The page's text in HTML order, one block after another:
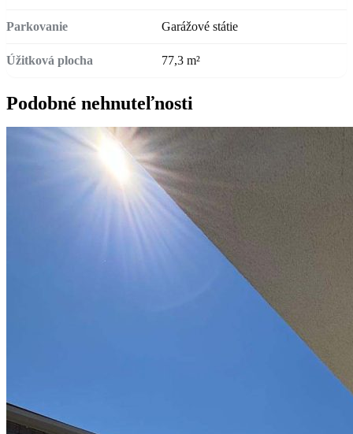
Parkovanie Garážové státie
Úžitková plocha 77,3 m²
Podobné nehnuteľnosti